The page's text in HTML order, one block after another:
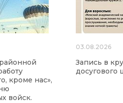
кроме нас»,
войск.
03.08.2026
Запись в
досугового